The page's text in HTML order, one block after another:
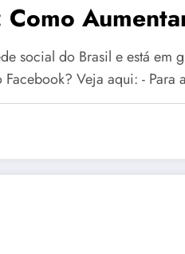
social do Brasil e está em
Veja aqui: -